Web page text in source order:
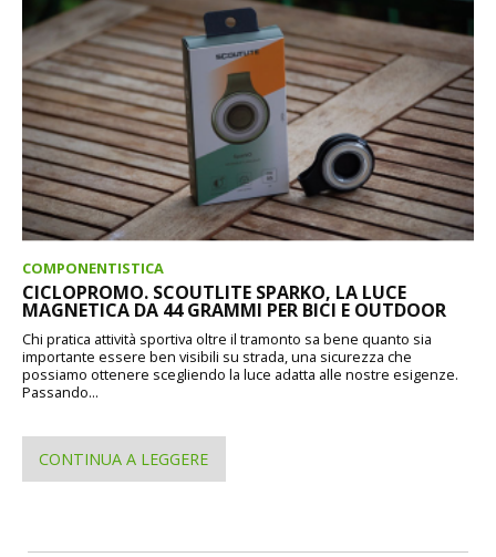
COMPONENTISTICA
CICLOPROMO. SCOUTLITE SPARKO, LA LUCE
MAGNETICA DA 44 GRAMMI PER BICI E OUTDOOR
Chi pratica attività sportiva oltre il tramonto sa bene quanto sia
importante essere ben visibili su strada, una sicurezza che
possiamo ottenere scegliendo la luce adatta alle nostre esigenze.
Passando...
CONTINUA A LEGGERE